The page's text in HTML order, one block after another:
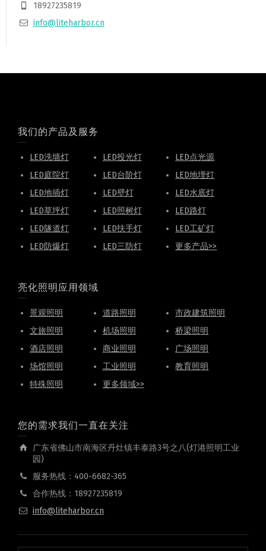
18927235819
info@liteharbor.cn
我们的产品及服务
LED洗墙灯 LED投光灯
LED点光源
LED庭院灯
LED台阶灯
LED地埋灯
LED地插灯
LED壁灯
LED水底灯
LED草坪灯
LED照树灯
LED路灯
LED隧道灯
LED扶手灯
LED工矿灯
LED防爆灯
LED三防灯 更多产品>>
亮化照明应用领域
景观照明 道路照明
市政建筑照明
文旅照明
机场照明
桥梁照明
酒店照明
商业照明
广场照明
场馆照明
工业照明
教育照明
特殊照明
更多领域>>
您的需求我们一直在关注
广东省佛山市南海区丹灶镇丰泰路3号之八(灯港照明工业
园)
服务热线：400-6682-365
合作热线：18927235819
info@liteharbor.cn